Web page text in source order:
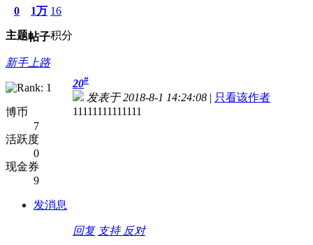
0
主题
1万
帖子
16
积分
新手上路
博币
7
活跃度
0
现金券
9
发消息
20#
发表于 2018-8-1 14:24:08 | 只看该作者
11111111111111
回复 支持 反对